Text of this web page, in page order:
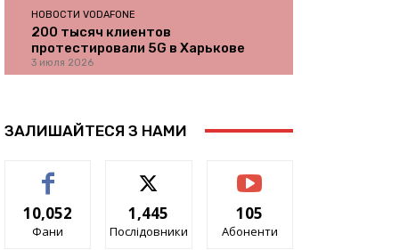
НОВОСТИ VODAFONE
200 тысяч клиентов
протестировали 5G в Харькове
3 июля 2026
ЗАЛИШАЙТЕСЯ З НАМИ
10,052
Фани
1,445
Послідовники
105
Абоненти